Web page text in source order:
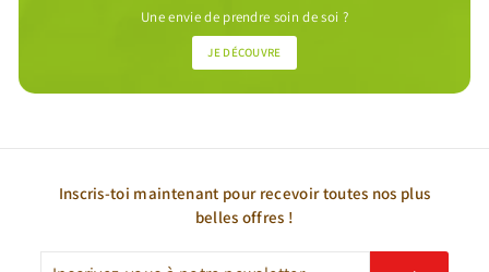
Une envie de prendre soin de soi ?
JE DÉCOUVRE
Inscris-toi maintenant pour recevoir toutes nos plus
belles offres !